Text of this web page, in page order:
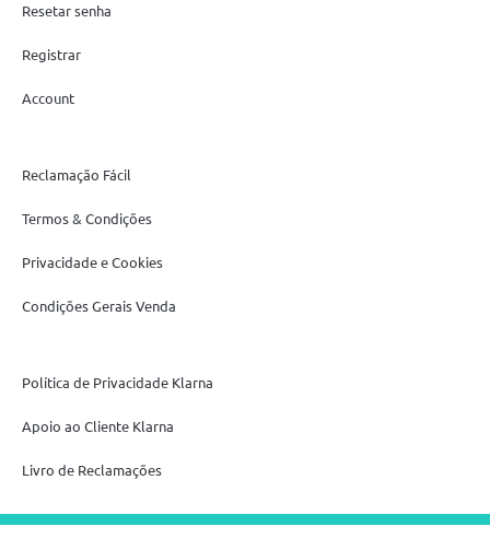
Resetar senha
Registrar
Account
Reclamação Fácil
Termos & Condições
Privacidade e Cookies
Condições Gerais Venda
Política de Privacidade Klarna
Apoio ao Cliente Klarna
Livro de Reclamações